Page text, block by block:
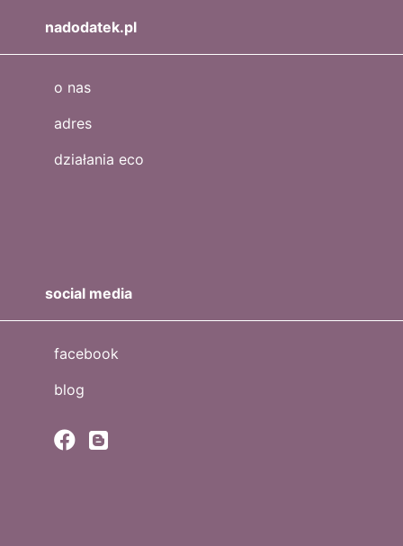
nadodatek.pl
o nas
adres
działania eco
social media
facebook
blog